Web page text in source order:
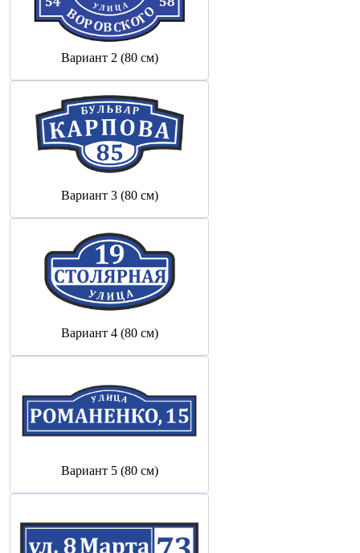
Вариант 2 (80 см)
Вариант 3 (80 см)
Вариант 4 (80 см)
Вариант 5 (80 см)